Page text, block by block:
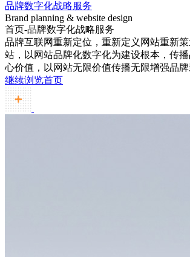
品牌数字化战略服务
Brand planning & website design
首页-品牌数字化战略服务
品牌互联网重新定位，重新定义网站重新
站，以网站品牌化数字化为建设根本，传
心价值，以网站无限价值传播无限增强品牌
继续浏览首页